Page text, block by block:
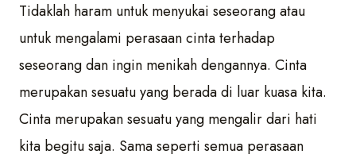
Tidaklah haram untuk menyukai seseorang atau
untuk mengalami perasaan cinta terhadap
seseorang dan ingin menikah dengannya. Cinta
merupakan sesuatu yang berada di luar kuasa kita.
Cinta merupakan sesuatu yang mengalir dari hati
kita begitu saja. Sama seperti semua perasaan